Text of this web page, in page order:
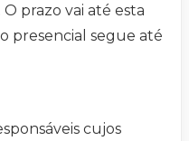
prazo vai até esta
presencial segue até
cujos